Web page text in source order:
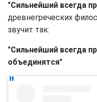
"Сильнейший всегда
древнегреческих
звучит так:
"Сильнейший всегда
объединятся"